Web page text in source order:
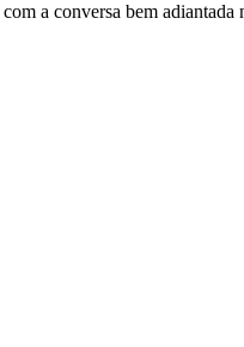
a conversa bem